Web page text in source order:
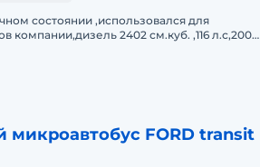
состоянии ,использовался для
компании,дизель 2402 см.куб. ,116 л.с,2008
микроавтобус FORD transit